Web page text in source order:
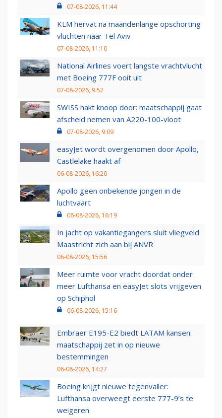
07-08-2026, 11:44
KLM hervat na maandenlange opschorting
vluchten naar Tel Aviv
07-08-2026, 11:10
National Airlines voert langste vrachtvlucht
met Boeing 777F ooit uit
07-08-2026, 9:52
SWISS hakt knoop door: maatschappij gaat
afscheid nemen van A220-100-vloot
07-08-2026, 9:09
easyJet wordt overgenomen door Apollo,
Castlelake haakt af
06-08-2026, 16:20
Apollo geen onbekende jongen in de
luchtvaart
06-08-2026, 16:19
In jacht op vakantiegangers sluit vliegveld
Maastricht zich aan bij ANVR
06-08-2026, 15:56
Meer ruimte voor vracht doordat onder
meer Lufthansa en easyJet slots vrijgeven
op Schiphol
06-08-2026, 15:16
Embraer E195-E2 biedt LATAM kansen:
maatschappij zet in op nieuwe
bestemmingen
06-08-2026, 14:27
Boeing krijgt nieuwe tegenvaller:
Lufthansa overweegt eerste 777-9’s te
weigeren